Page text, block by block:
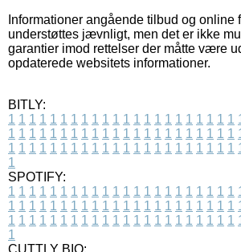
Informationer angående tilbud og online
understøttes jævnligt, men det er ikke
garantier imod rettelser der måtte være
opdaterede websitets informationer.
BITLY:
1 1 1 1 1 1 1 1 1 1 1 1 1 1 1 1 1 1 1 1 1 1
1 1 1 1 1 1 1 1 1 1 1 1 1 1 1 1 1 1 1 1 1 1
1 1 1 1 1 1 1 1 1 1 1 1 1 1 1 1 1 1 1 1 1 1
1
SPOTIFY:
1 1 1 1 1 1 1 1 1 1 1 1 1 1 1 1 1 1 1 1 1 1
1 1 1 1 1 1 1 1 1 1 1 1 1 1 1 1 1 1 1 1 1 1
1 1 1 1 1 1 1 1 1 1 1 1 1 1 1 1 1 1 1 1 1 1
1
CUTTLY BIO: